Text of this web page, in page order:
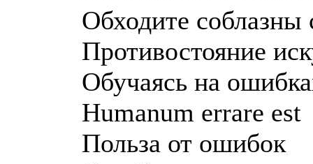
Обходите соблазны
Противостояние
Обучаясь на
Humanum errare est
Польза от ошибок